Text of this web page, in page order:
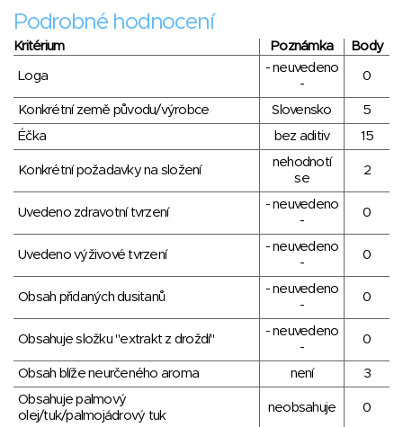
Podrobné hodnocení
Kritérium Poznámka Body
Loga
- neuvedeno
-
0
Konkrétní země původu/výrobce Slovensko
5
Éčka
bez aditiv 15
Konkrétní požadavky na složení
nehodnotí
se
2
Uvedeno zdravotní tvrzení
- neuvedeno
-
0
Uvedeno výživové tvrzení
- neuvedeno
-
0
Obsah přidaných dusitanů
- neuvedeno
-
0
Obsahuje složku "extrakt z droždí"
- neuvedeno
-
0
Obsah blíže neurčeného aroma není
3
Obsahuje palmový
olej/tuk/palmojádrový tuk
neobsahuje 0